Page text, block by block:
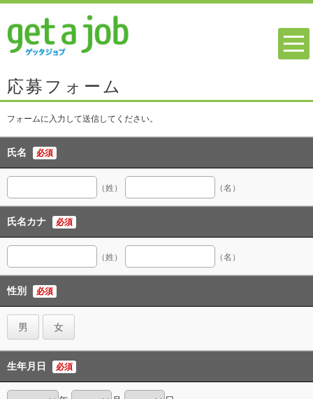
応募フォーム
フォームに入力して送信してください。
氏名 必須
（姓） （名）
氏名カナ 必須
（姓） （名）
性別 必須
男 女
生年月日 必須